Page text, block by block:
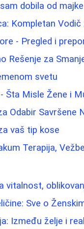
dobila od majke
Kompletan
- Pregled i
Rešenje za
svetu
Šta Misle Žene i
Odabir Savršene
vaš tip kose
Terapija,
vitalnost,
Sve o
Između želje i